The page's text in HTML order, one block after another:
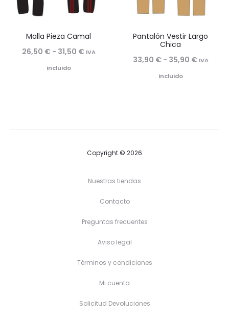
Malla Pieza Camal
26,50 € - 31,50 €Rango
IVA
incluido
Pantalón Vestir Largo
Chica
33,90 € - 35,90 €Rango
IVA
incluido
Copyright © 2026
Nuestras tiendas
Contacto
Preguntas frecuentes
Aviso legal
Términos y condiciones
Mi cuenta
Solicitud Devoluciones